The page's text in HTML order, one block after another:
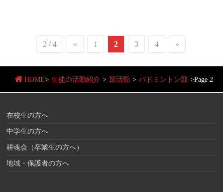
2 / 4 « 1 2 3 4 »
HOME> 生徒の活動紹介 > 部活動 > バドミントン部 >Page 2
在校生の方へ
中学生の方へ
耕魂会（卒業生の方へ）
地域・保護者の方へ